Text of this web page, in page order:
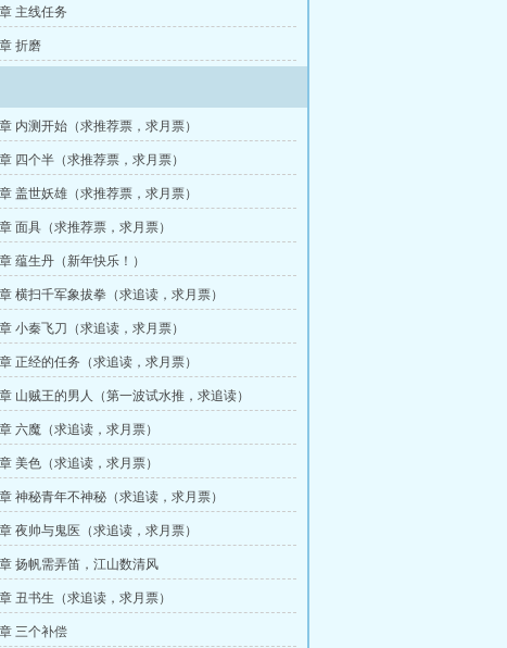
主线任务
折磨
内测开始（求推荐票，求月票）
四个半（求推荐票，求月票）
盖世妖雄（求推荐票，求月票）
面具（求推荐票，求月票）
蕴生丹（新年快乐！）
横扫千军象拔拳（求追读，求月票）
小秦飞刀（求追读，求月票）
正经的任务（求追读，求月票）
山贼王的男人（第一波试水推，求追读）
六魔（求追读，求月票）
美色（求追读，求月票）
神秘青年不神秘（求追读，求月票）
夜帅与鬼医（求追读，求月票）
扬帆需弄笛，江山数清风
丑书生（求追读，求月票）
三个补偿